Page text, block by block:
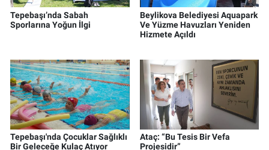
Tepebaşı’nda Sabah
Sporlarına Yoğun İlgi
Beylikova Belediyesi Aquapark
Ve Yüzme Havuzları Yeniden
Hizmete Açıldı
Tepebaşı'nda Çocuklar Sağlıklı
Bir Geleceğe Kulaç Atıyor
Ataç: “Bu Tesis Bir Vefa
Projesidir”